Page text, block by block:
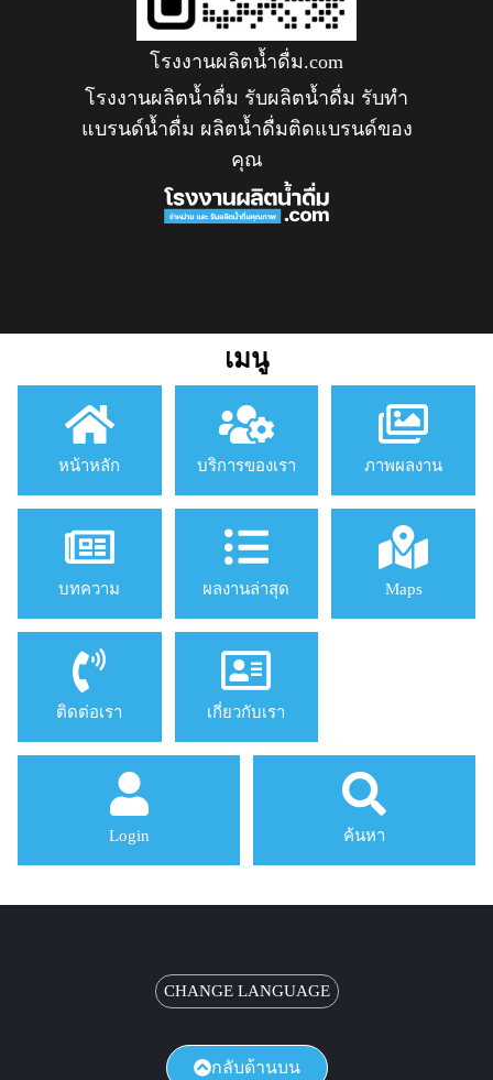
โรงงานผลิตน้ำดื่ม.com
โรงงานผลิตน้ำดื่ม รับผลิตน้ำดื่ม รับทำ
แบรนด์น้ำดื่ม ผลิตน้ำดื่มติดแบรนด์ของ
คุณ
เมนู
หน้าหลัก บริการของเรา ภาพผลงาน
บทความ ผลงานล่าสุด Maps
ติดต่อเรา เกี่ยวกับเรา
Login ค้นหา
CHANGE LANGUAGE
กลับด้านบน